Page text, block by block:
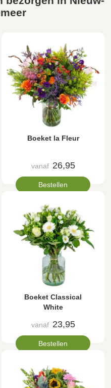
Boeket la Fleur
vanaf 26,95
Bestellen
Boeket Classical
White
vanaf 23,95
Bestellen